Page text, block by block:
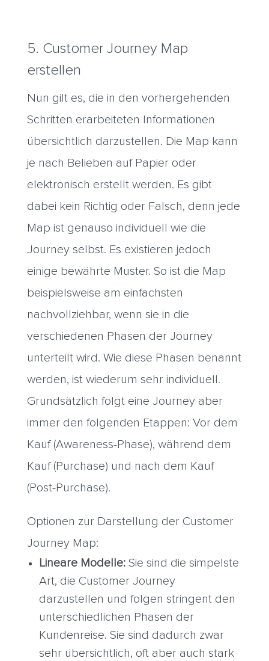
5. Customer Journey Map
erstellen
Nun gilt es, die in den vorhergehenden
Schritten erarbeiteten Informationen
übersichtlich darzustellen. Die Map kann
je nach Belieben auf Papier oder
elektronisch erstellt werden. Es gibt
dabei kein Richtig oder Falsch, denn jede
Map ist genauso individuell wie die
Journey selbst. Es existieren jedoch
einige bewährte Muster. So ist die Map
beispielsweise am einfachsten
nachvollziehbar, wenn sie in die
verschiedenen Phasen der Journey
unterteilt wird. Wie diese Phasen benannt
werden, ist wiederum sehr individuell.
Grundsätzlich folgt eine Journey aber
immer den folgenden Etappen: Vor dem
Kauf (Awareness-Phase), während dem
Kauf (Purchase) und nach dem Kauf
(Post-Purchase).
Optionen zur Darstellung der Customer
Journey Map:
Lineare Modelle:Sie sind die simpelste
Art, die Customer Journey
darzustellen und folgen stringent den
unterschiedlichen Phasen der
Kundenreise. Sie sind dadurch zwar
sehr übersichtlich, oft aber auch stark